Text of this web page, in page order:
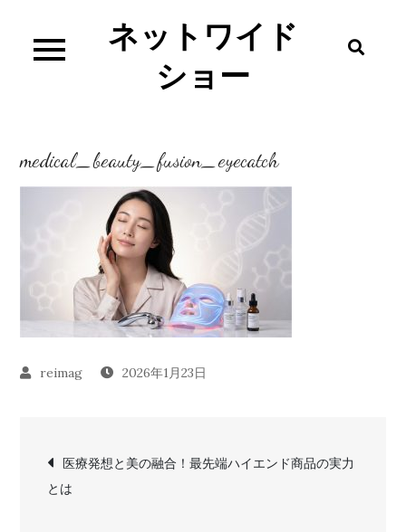
content
ネットワイド
ショー
medical_beauty_fusion_eyecatch
2026年1月23日
投
稿
医療発想と美の融合！最先端ハイエンド商品の実力
とは